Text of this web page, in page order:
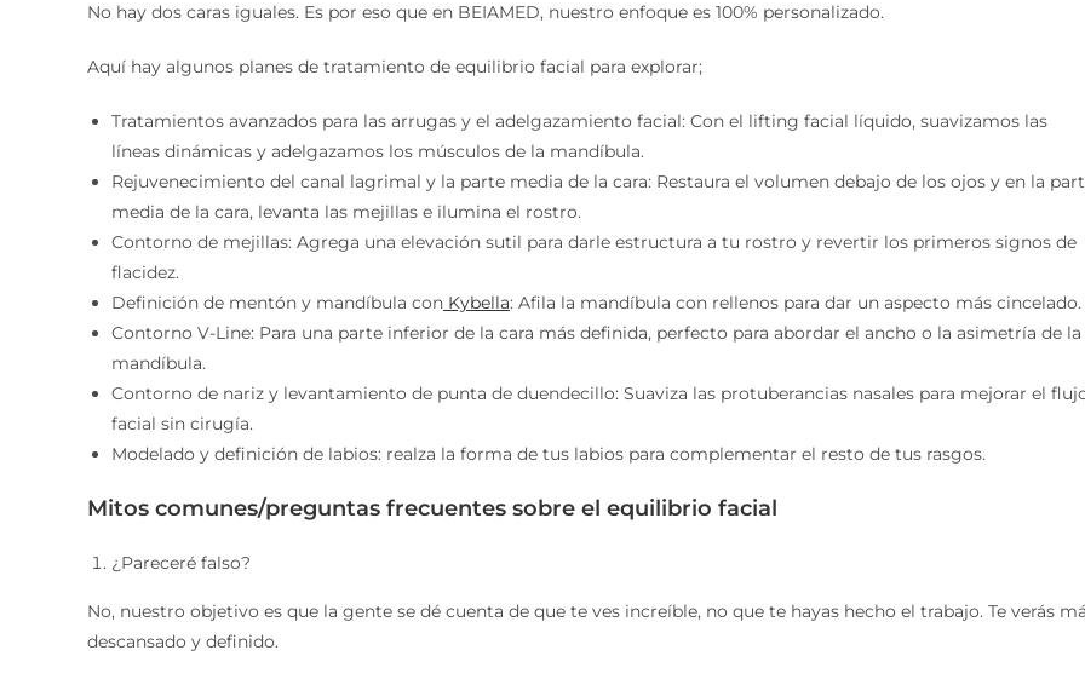
No hay dos caras iguales. Es por eso que en BEIAMED, nuestro enfoque es 100% personalizado.
Aquí hay algunos planes de tratamiento de equilibrio facial para explorar;
Tratamientos avanzados para las arrugas y el adelgazamiento facial: Con el lifting facial líquido, suavizamos las
líneas dinámicas y adelgazamos los músculos de la mandíbula.
Rejuvenecimiento del canal lagrimal y la parte media de la cara: Restaura el volumen debajo de los ojos y en la
media de la cara, levanta las mejillas e ilumina el rostro.
Contorno de mejillas: Agrega una elevación sutil para darle estructura a tu rostro y revertir los primeros signos de
flacidez.
Definición de mentón y mandíbula con Kybella: Afila la mandíbula con rellenos para dar un aspecto más cincelado.
Contorno V-Line: Para una parte inferior de la cara más definida, perfecto para abordar el ancho o la asimetría de la
mandíbula.
Contorno de nariz y levantamiento de punta de duendecillo: Suaviza las protuberancias nasales para mejorar el
facial sin cirugía.
Modelado y definición de labios: realza la forma de tus labios para complementar el resto de tus rasgos.
Mitos comunes/preguntas frecuentes sobre el equilibrio facial
¿Pareceré falso?
No, nuestro objetivo es que la gente se dé cuenta de que te ves increíble, no que te hayas hecho el trabajo. Te verás
descansado y definido.